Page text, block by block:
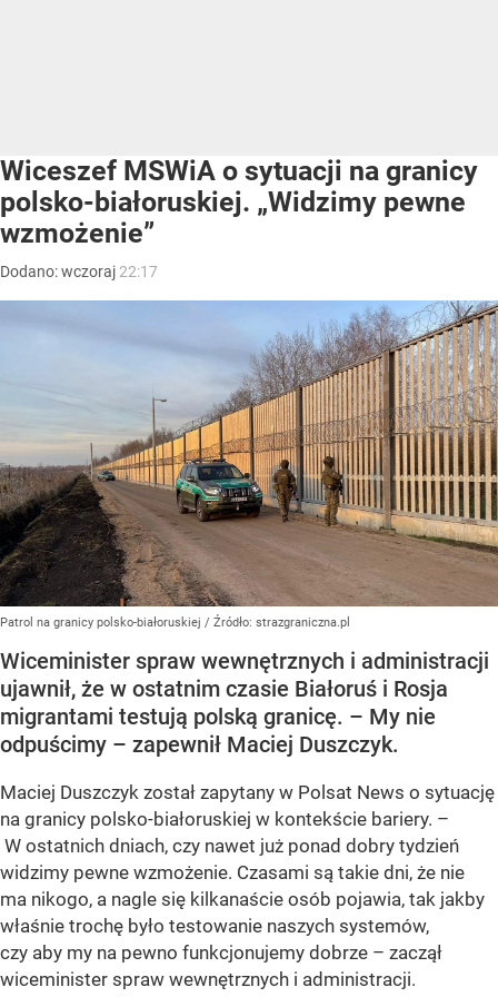
Wiceszef MSWiA o sytuacji na granicy
polsko-białoruskiej. „Widzimy pewne
wzmożenie”
Dodano:wczoraj 22:17
Patrol na granicy polsko-białoruskiej / Źródło: strazgraniczna.pl
Wiceminister spraw wewnętrznych i administracji
ujawnił, że w ostatnim czasie Białoruś i Rosja
migrantami testują polską granicę. – My nie
odpuścimy – zapewnił Maciej Duszczyk.
Maciej Duszczyk został zapytany w Polsat News o sytuację
na granicy polsko-białoruskiej w kontekście bariery. –
W ostatnich dniach, czy nawet już ponad dobry tydzień
widzimy pewne wzmożenie. Czasami są takie dni, że nie
ma nikogo, a nagle się kilkanaście osób pojawia, tak jakby
właśnie trochę było testowanie naszych systemów,
czy aby my na pewno funkcjonujemy dobrze – zaczął
wiceminister spraw wewnętrznych i administracji.